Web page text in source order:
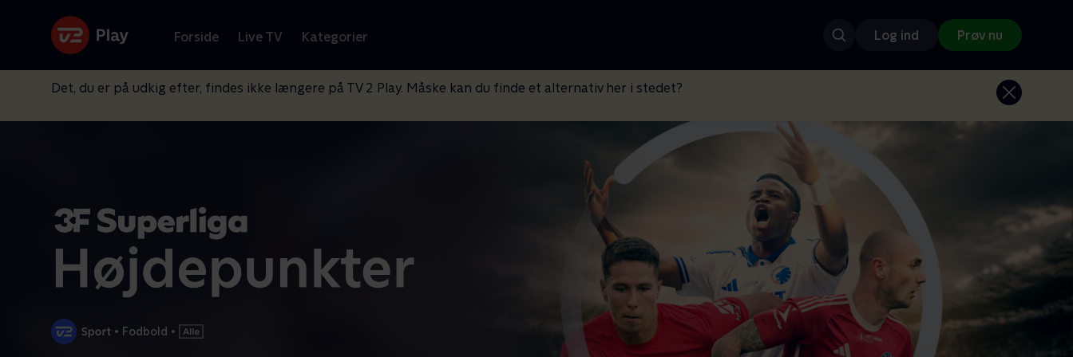
Forside Live TV Kategorier Log ind Prøv nu
Det, du er på udkig efter, findes ikke længere på TV 2 Play. Måske kan du finde et alternativ her i stedet?
• Fodbold •